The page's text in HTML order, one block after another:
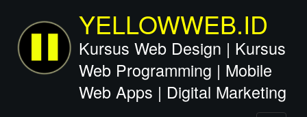
YELLOWWEB.ID
Kursus Web Design | Kursus
Web Programming | Mobile
Web Apps | Digital Marketing